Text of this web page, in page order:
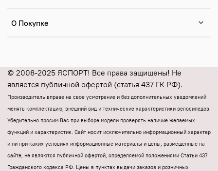
О Покупке
© 2008-2025 ЯСПОРТ! Все права защищены! Не
является публичной офертой (статья 437 ГК РФ).
Производитель вправе на свое усмотрение и без дополнительных уведомлений
менять комплектацию, внешний вид и технические характеристики велосипедов.
Убедительно просим Вас при выборе модели проверять наличие желаемых
функций и характеристик. Cайт носит исключительно информационный характер
и ни при каких условиях информационные материалы и цены, размещенные на
сайте, не являются публичной офертой, определяемой положениями Статьи 437
Гражданского кодекса РФ. Цены в пунктах выдачи заказов и розничных